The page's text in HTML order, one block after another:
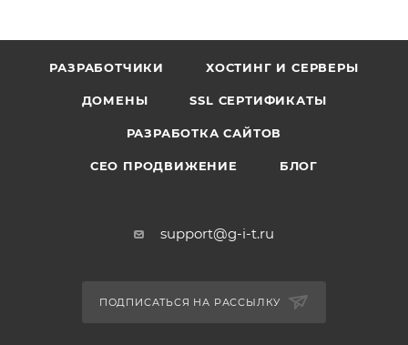
РАЗРАБОТЧИКИ ХОСТИНГ И СЕРВЕРЫ
ДОМЕНЫ SSL СЕРТИФИКАТЫ
РАЗРАБОТКА САЙТОВ
СЕО ПРОДВИЖЕНИЕ БЛОГ
support@g-i-t.ru
ПОДПИСАТЬСЯ НА РАССЫЛКУ